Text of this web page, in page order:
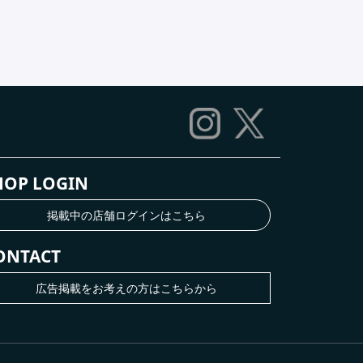
LOGIN
掲載中の店舗ログインはこちら
広告掲載をお考えの方はこちらから